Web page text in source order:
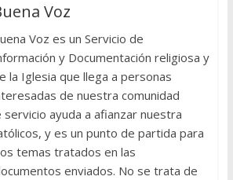
Voz
Voz es un Servicio de
y Documentación religiosa y
la Iglesia que llega a personas
de nuestra comunidad
ayuda a afianzar nuestra
y es un punto de partida para
temas tratados en las
enviados. No se trata de